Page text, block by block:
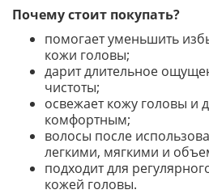
Почему стоит покупать?
помогает уменьшить
кожи головы;
дарит длительное
чистоты;
освежает кожу головы и
комфортным;
волосы после
легкими, мягкими и
подходит для
кожей головы.